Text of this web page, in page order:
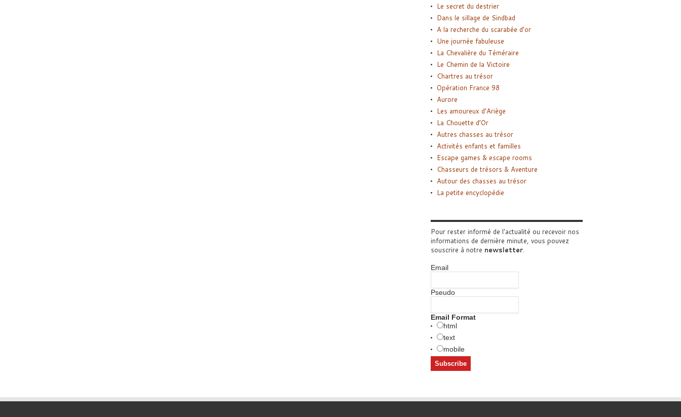
Le secret du destrier
Dans le sillage de Sindbad
A la recherche du scarabée d’or
Une journée fabuleuse
La Chevalière du Téméraire
Le Chemin de la Victoire
Chartres au trésor
Opération France 98
Aurore
Les amoureux d’Ariège
La Chouette d’Or
Autres chasses au trésor
Activités enfants et familles
Escape games & escape rooms
Chasseurs de trésors & Aventure
Autour des chasses au trésor
La petite encyclopédie
Pour rester informé de l'actualité ou recevoir nos
informations de dernière minute, vous pouvez
souscrire à notre newsletter.
Email
Pseudo
Email Format
html
text
mobile